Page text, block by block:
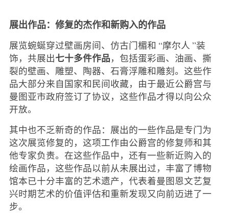
展出作品：修复的杰作和新购入的作品
展览蜿蜒穿过壁画房间、仿古门楣和 “摩尔人 ”装
饰，共展出七十多件作品，包括蛋彩画、油画、撕
裂的壁画、雕塑、陶器、石膏浮雕和雕刻。这些作
品大部分来自国家和民间收藏，由于最近公爵宫与
曼图亚市政府签订了协议，这些作品才得以向公众
开放。
其中也不乏新奇的作品：展出的一些作品是专门为
这次展览修复的，这项工作由公爵宫的修复师和其
他专家负责。在这些作品中，还有一些新近购入的
绘画作品，这些作品以前从未展出过，丰富了博物
馆本已十分丰富的艺术遗产，代表着曼图恩文艺复
兴时期艺术的价值评估和重新发现又向前迈进了一
步。